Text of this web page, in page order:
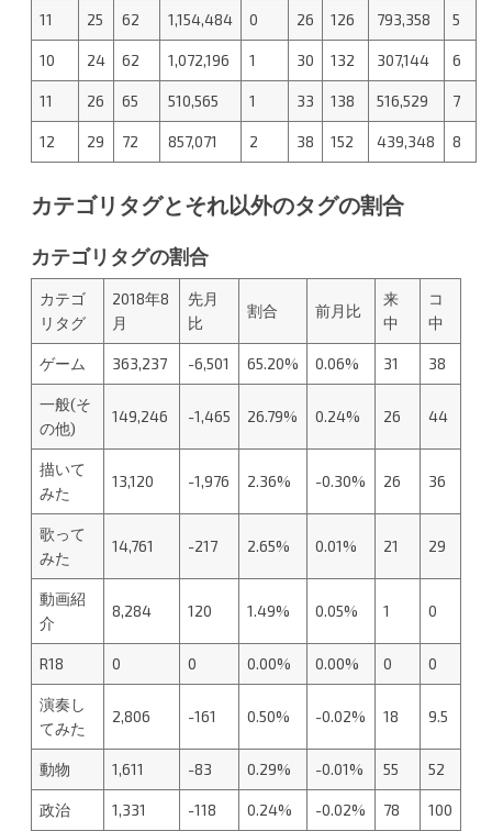
11 25 62 1,154,484 0 26 126 793,358 5
10 24 62 1,072,196 1 30 132 307,144 6
11 26 65 510,565 1 33 138 516,529 7
12 29 72 857,071 2 38 152 439,348 8
カテゴリタグとそれ以外のタグの割合
カテゴリタグの割合
カテゴ
リタグ
2018年8
月
先月
比
割合 前月比
来
中
コ
中
ゲーム 363,237 -6,501 65.20% 0.06% 31 38
一般(そ
の他)
149,246 -1,465 26.79% 0.24% 26 44
描いて
みた
13,120 -1,976 2.36% -0.30% 26 36
歌って
みた
14,761 -217 2.65% 0.01% 21 29
動画紹
介
8,284 120 1.49% 0.05% 1 0
R18 0 0 0.00% 0.00% 0 0
演奏し
てみた
2,806 -161 0.50% -0.02% 18 9.5
動物 1,611 -83 0.29% -0.01% 55 52
政治 1,331 -118 0.24% -0.02% 78 100